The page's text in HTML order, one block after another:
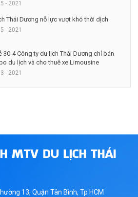
- 2021
Thái Dương nỗ lực vượt khó thời dịch
- 2021
30-4 Công ty du lịch Thái Dương chỉ bán
du lịch và cho thuê xe Limousine
- 2021
MTV DU LỊCH THÁI
13, Quận Tân Bình, Tp HCM